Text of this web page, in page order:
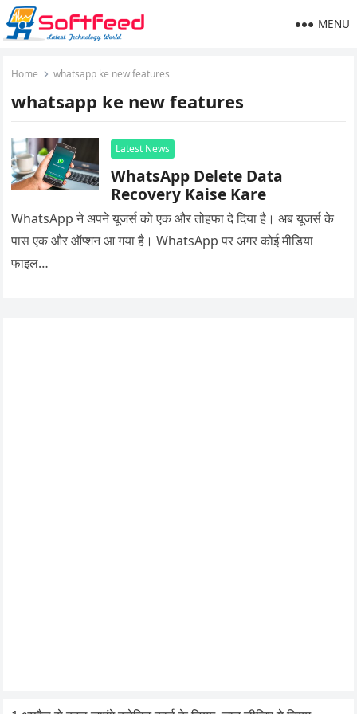
MENU
Home whatsapp ke new features
whatsapp ke new features
Latest News
WhatsApp Delete Data
Recovery Kaise Kare
WhatsApp ने अपने यूजर्स को एक और तोहफा दे दिया है। अब यूजर्स के
पास एक और ऑप्शन आ गया है। WhatsApp पर अगर कोई मीडिया
फाइल…